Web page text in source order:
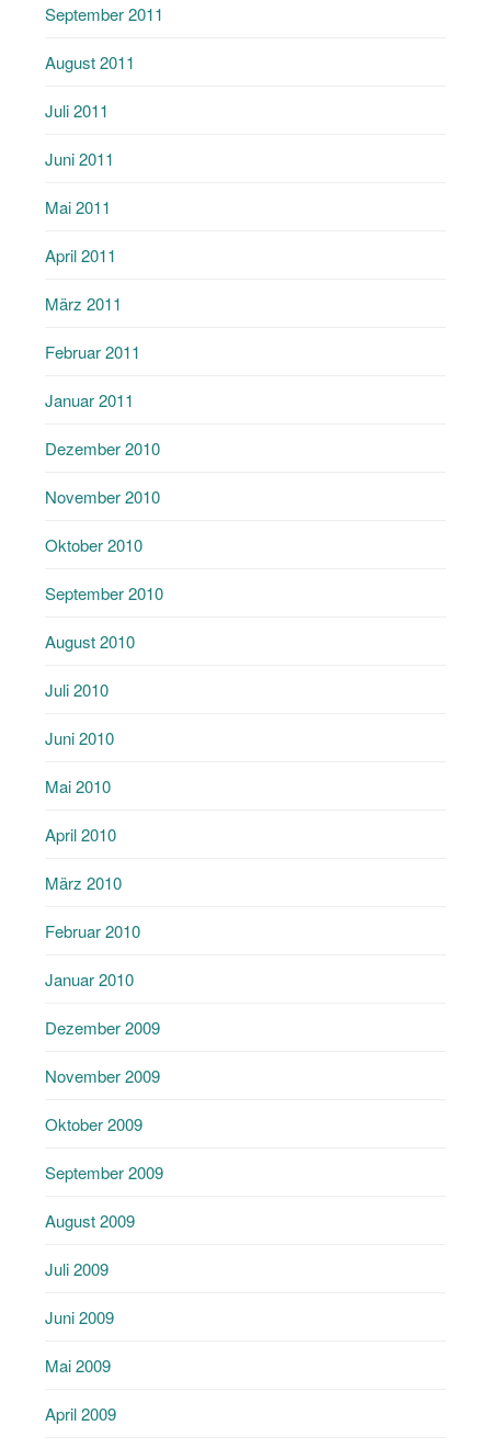
September 2011
August 2011
Juli 2011
Juni 2011
Mai 2011
April 2011
März 2011
Februar 2011
Januar 2011
Dezember 2010
November 2010
Oktober 2010
September 2010
August 2010
Juli 2010
Juni 2010
Mai 2010
April 2010
März 2010
Februar 2010
Januar 2010
Dezember 2009
November 2009
Oktober 2009
September 2009
August 2009
Juli 2009
Juni 2009
Mai 2009
April 2009